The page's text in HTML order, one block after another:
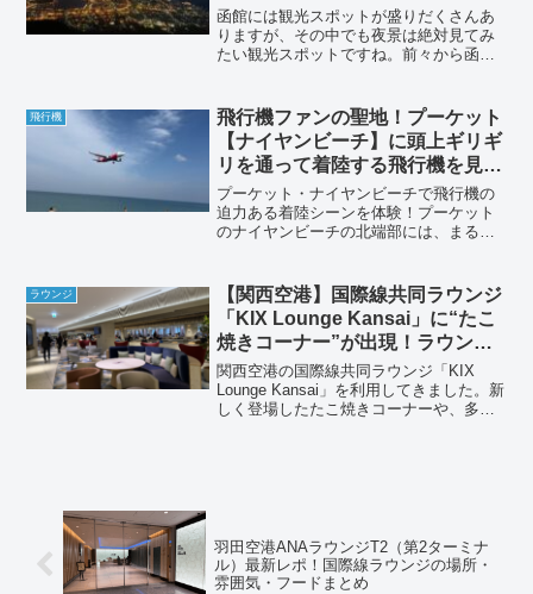
函館には観光スポットが盛りだくさんあ
りますが、その中でも夜景は絶対見てみ
たい観光スポットですね。前々から函館
ったのですが、やっと１泊２日で、念願
の函館の３大夜景（自己評...
飛行機
飛行機ファンの聖地！プーケット
【ナイヤンビーチ】に頭上ギリギ
リを通って着陸する飛行機を見に
行ってきました！！
プーケット・ナイヤンビーチで飛行機の
迫力ある着陸シーンを体験！プーケット
のナイヤンビーチの北端部には、まるで
ます！「東洋のセントマーチン」とも呼
ばれるこのビーチは、プー...
ラウンジ
【関西空港】国際線共同ラウンジ
「KIX Lounge Kansai」に“たこ
焼きコーナー”が出現！ラウンジ
内も探検してみました
関西空港の国際線共同ラウンジ「KIX
Lounge Kansai」を利用してきました。新
しく登場したたこ焼きコーナーや、多様
羽田空港ANAラウンジT2（第2ターミナ
ル）最新レポ！国際線ラウンジの場所・
雰囲気・フードまとめ